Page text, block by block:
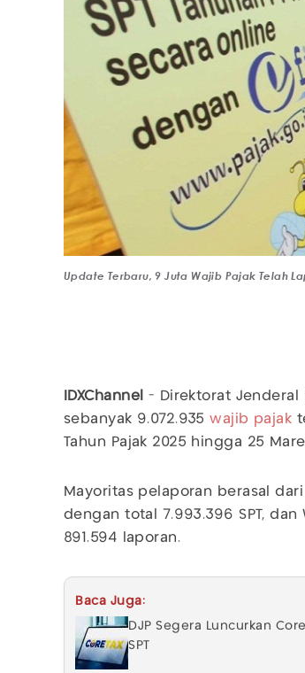
Update Terbaru, 9 Juta Wajib Pajak Telah
IDXChannel
- Direktorat Jenderal
sebanyak 9.072.935wajib pajak
Tahun Pajak 2025 hingga 25
Mayoritas pelaporan berasal dari
dengan total 7.993.396 SPT,
891.594 laporan.
Baca Juga:
DJP Segera Luncurkan
SPT